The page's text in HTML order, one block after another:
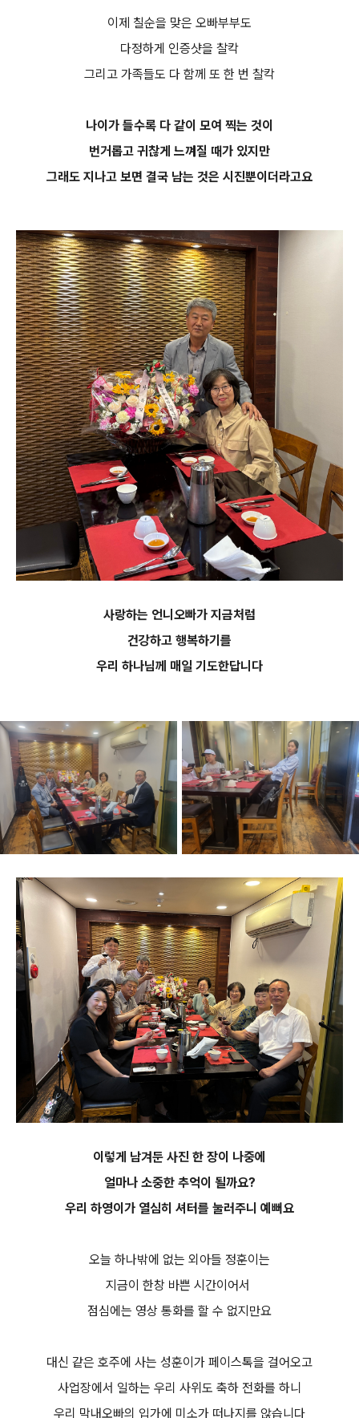
이제 칠순을 맞은 오빠부부도
다정하게 인증샷을 찰칵
그리고 가족들도 다 함께 또 한 번 찰칵
나이가 들수록 다 같이 모여 찍는 것이
번거롭고 귀찮게 느껴질 때가 있지만
그래도 지나고 보면 결국 남는 것은 시진뿐이더라고요
사랑하는 언니오빠가 지금처럼
건강하고 행복하기를
우리 하나님께 매일 기도한답니다
이렇게 남겨둔 사진 한 장이 나중에
얼마나 소중한 추억이 될까요?
우리 하영이가 열심히 셔터를 눌러주니 예뻐요
오늘 하나밖에 없는 외아들 정훈이는
지금이 한창 바쁜 시간이어서
점심에는 영상 통화를 할 수 없지만요
대신 같은 호주에 사는 성훈이가 페이스톡을 걸어오고
사업장에서 일하는 우리 사위도 축하 전화를 하니
우리 막내오빠의 입가에 미소가 떠나지를 않습니다